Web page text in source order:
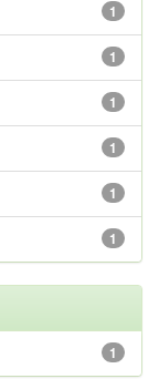
1
1
1
1
1
1
1